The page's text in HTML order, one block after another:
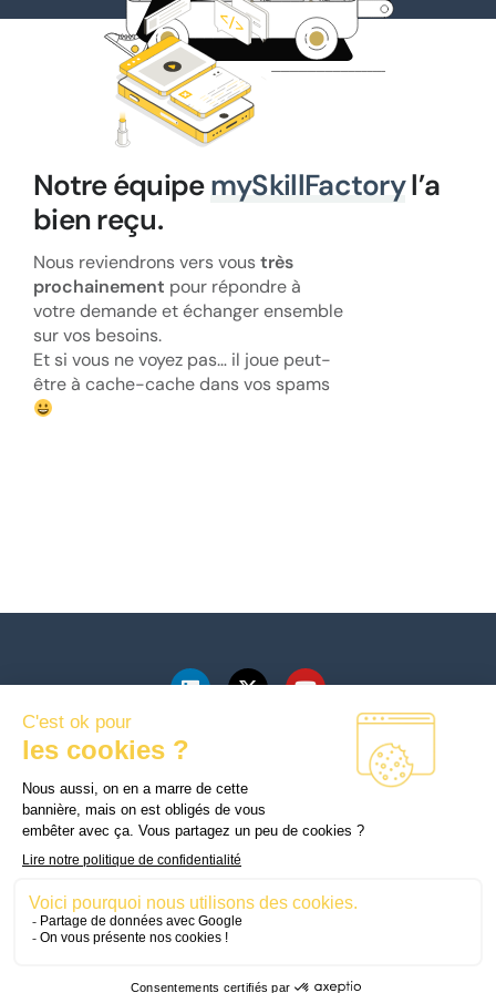
Notre équipemySkillFactoryl’a
bien reçu.
Nous reviendrons vers voustrès
prochainement pour répondre à
votre demande et échanger ensemble
sur vos besoins.
Et si vous ne voyez pas… il joue peut-
être à cache-cache dans vos spams
mySkillFactory
178 Boulevard Haussmann
75008 Paris